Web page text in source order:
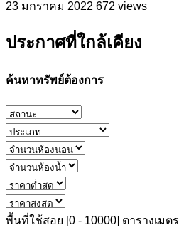
23 มกราคม 2022 672 views
ประกาศที่ใกล้เคียง
ค้นหาทรัพย์ต้องการ
พื้นที่ใช้สอย [0 - 10000] ตารางเมตร